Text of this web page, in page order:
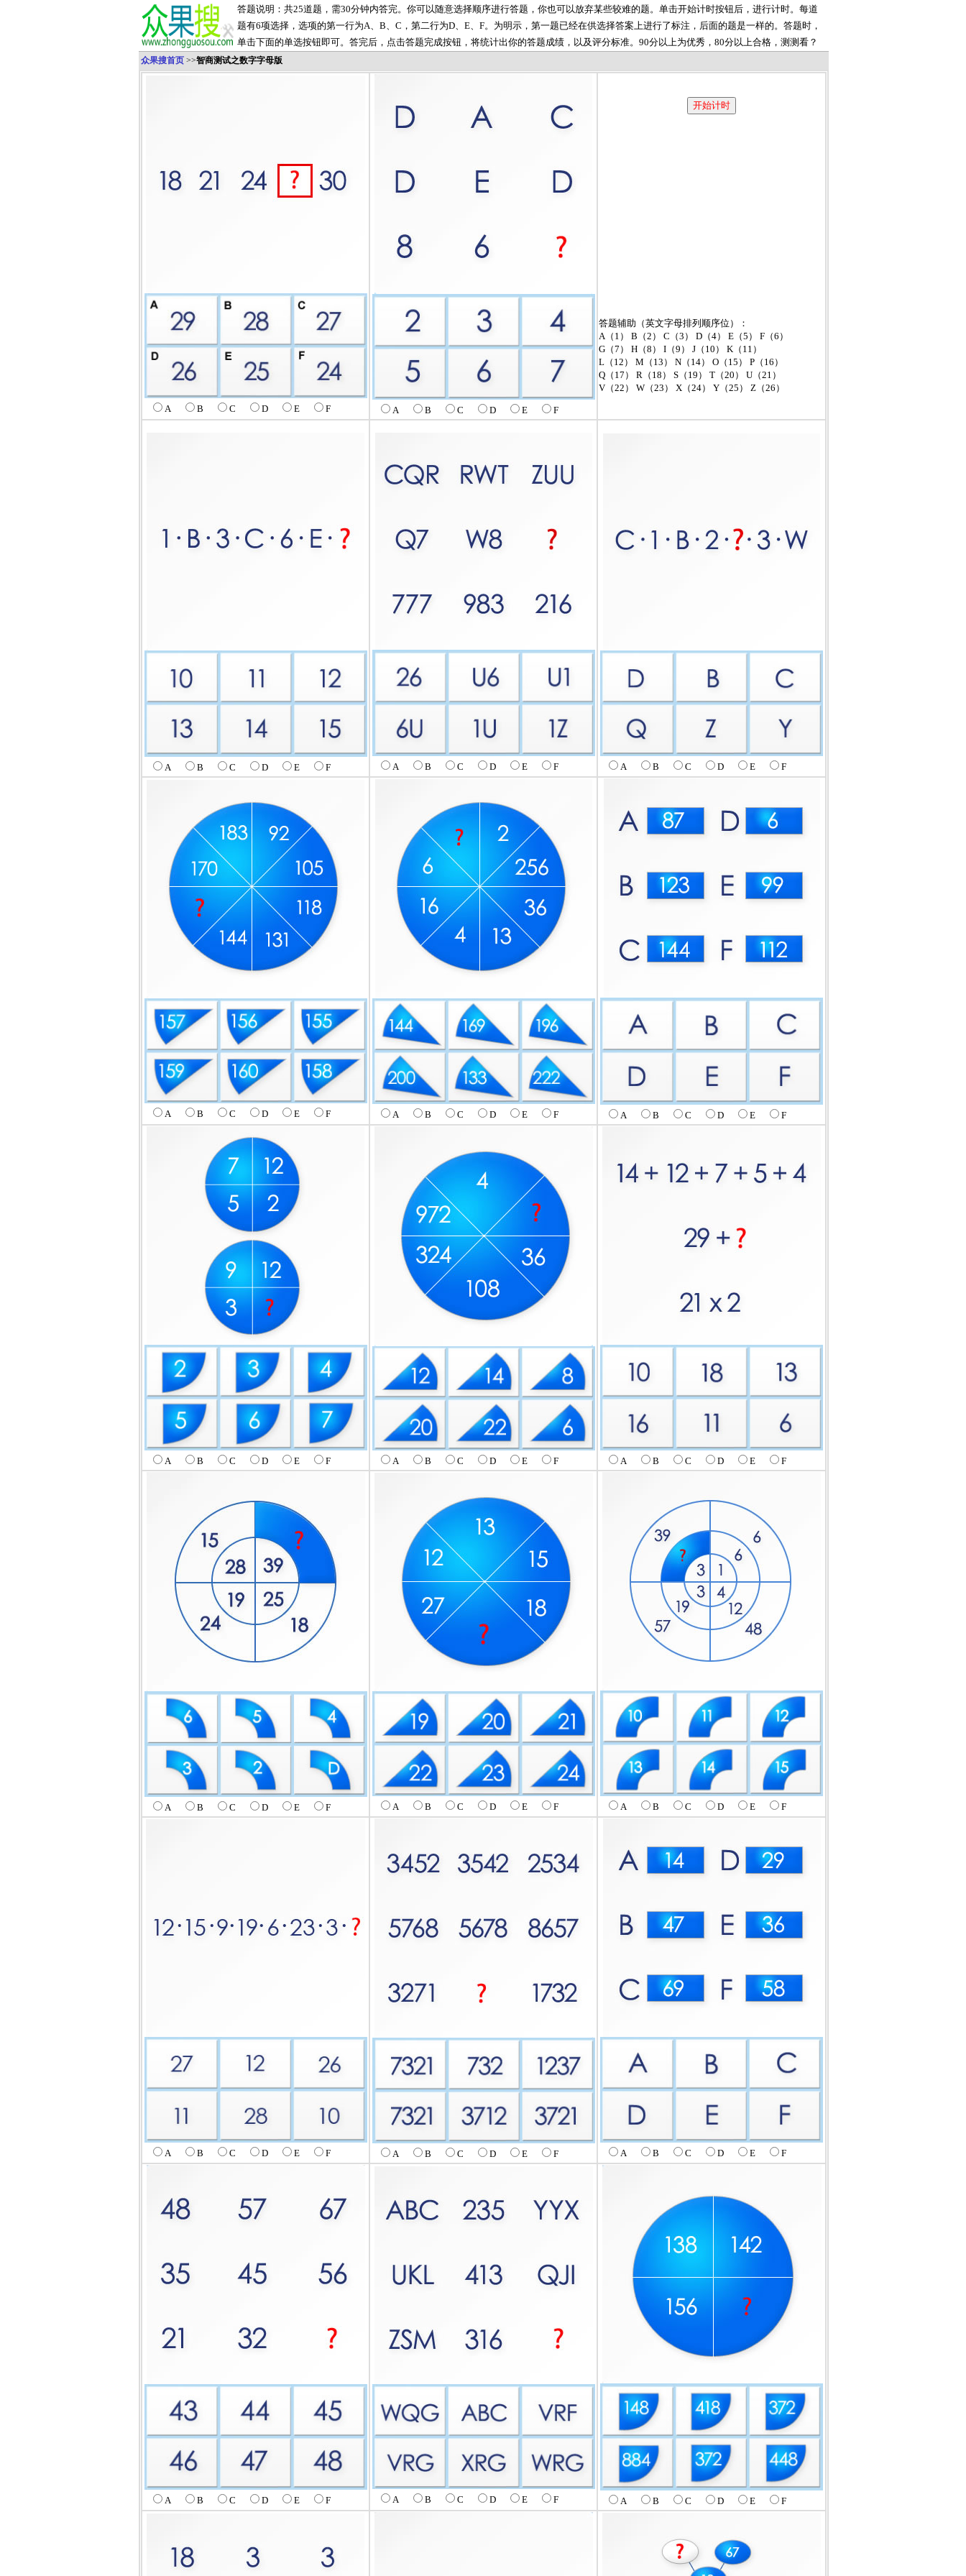
答题说明：共25道题，需30分钟内答完。你可以随意选择顺序进行答题，你也可以放弃某些较难的题。单击开始计时按钮后，进行计时。每道
题有6项选择，选项的第一行为A、B、C，第二行为D、E、F。为明示，第一题已经在供选择答案上进行了标注，后面的题是一样的。答题时，
单击下面的单选按钮即可。答完后，点击答题完成按钮，将统计出你的答题成绩，以及评分标准。90分以上为优秀，80分以上合格，测测看？
众果搜首页 >>智商测试之数字字母版
A B C D E F A B C D E F
答题辅助（英文字母排列顺序位）：
A（1） B（2） C（3） D（4） E（5） F（6）
G（7） H（8） I（9） J（10） K（11）
L（12） M（13） N（14） O（15） P（16）
Q（17） R（18） S（19） T（20） U（21）
V（22） W（23） X（24） Y（25） Z（26）
A B C D E F A B C D E F A B C D E F
A B C D E F A B C D E F A B C D E F
A B C D E F A B C D E F A B C D E F
A B C D E F A B C D E F A B C D E F
A B C D E F A B C D E F A B C D E F
A B C D E F A B C D E F A B C D E F